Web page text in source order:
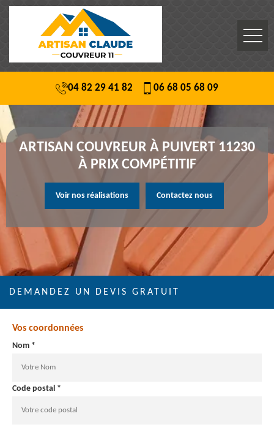
04 82 29 41 82 06 68 05 68 09
ARTISAN COUVREUR À PUIVERT 11230
À PRIX COMPÉTITIF
Voir nos réalisations Contactez nous
DEMANDEZ UN DEVIS GRATUIT
Vos coordonnées
Nom *
Code postal *